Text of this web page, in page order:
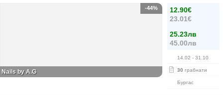
12.90€
23.01€
25.23лв
45.00лв
14.02 - 31.10
30 грабнати
Бургас
-44%
Nails by A.G